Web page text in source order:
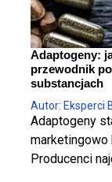
Adaptogeny:
przewodnik
substancjach
Autor: Eksperci
Adaptogeny
marketingowo
Producenci